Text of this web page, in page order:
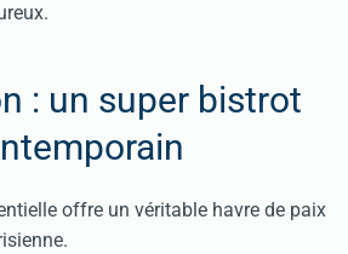
: un super bistrot
offre un véritable havre de paix